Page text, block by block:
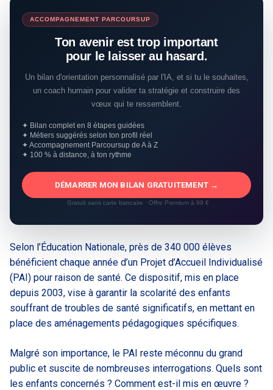
ACCOMPAGNEMENT PARCOURSUP
Ton avenir est trop important
pour le laisser au hasard.
Un bilan d'orientation personnalisé par l'IA, et si tu le souhaites,
un coach humain pour valider ta stratégie et construire des
vœux qui te ressemblent.
✦ Bilan complet en 8 étapes guidées
✦ Métiers suggérés selon ton profil réel
✦ Accompagnement Parcoursup de A à Z
✦ 100 % à distance, à ton rythme
DÉMARRER MON BILAN GRATUITEMENT →
Gratuit sans carte bancaire · Offre Premium à 99 €
Selon l’Éducation Nationale, près de 340 000 élèves
bénéficient chaque année d’un Projet d’Accueil Individualisé
(PAI) pour raison de santé. Ce dispositif, mis en place
depuis 2003, vise à garantir la scolarité des enfants
souffrant de troubles de santé significatifs, en mettant en
place des aménagements pédagogiques spécifiques.
Malgré son importance, le PAI reste méconnu du grand
public et suscite de nombreuses interrogations. Quels sont
les enfants concernés ? Comment est-il mis en œuvre ?